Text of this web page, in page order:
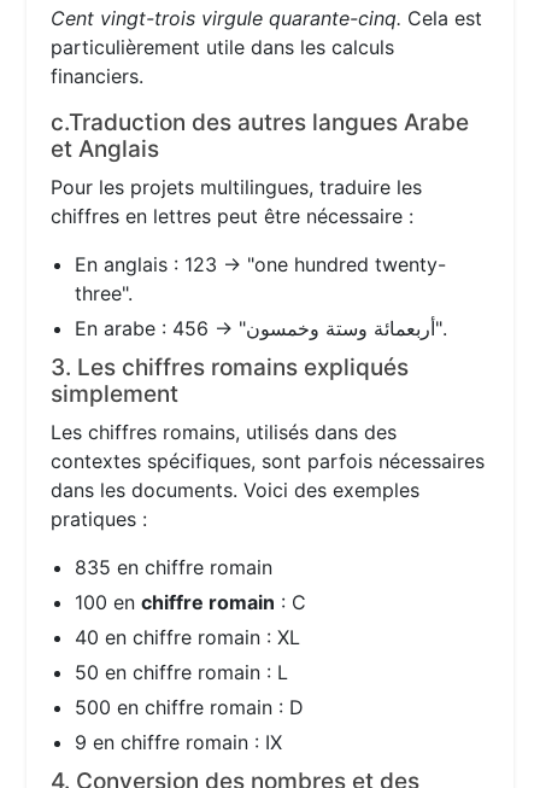
Cent vingt-trois virgule quarante-cinq. Cela est
particulièrement utile dans les calculs
financiers.
c.Traduction des autres langues Arabe
et Anglais
Pour les projets multilingues, traduire les
chiffres en lettres peut être nécessaire :
En anglais : 123 → "one hundred twenty-
three".
En arabe : 456 → "أربعمائة وستة وخمسون".
3. Les chiffres romains expliqués
simplement
Les chiffres romains, utilisés dans des
contextes spécifiques, sont parfois nécessaires
dans les documents. Voici des exemples
pratiques :
835 en chiffre romain
100 enchiffre romain : C
40 en chiffre romain : XL
50 en chiffre romain : L
500 en chiffre romain : D
9 en chiffre romain : IX
4. Conversion des nombres et des